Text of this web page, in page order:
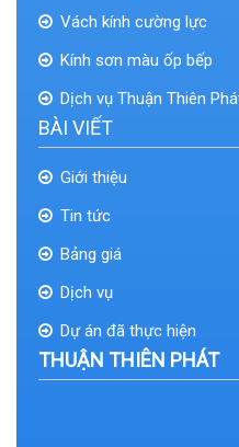
Vách kính cường lực
Kính sơn màu ốp bếp
Dịch vụ Thuận Thiên
BÀI VIẾT
Giới thiệu
Tin tức
Bảng giá
Dịch vụ
Dự án đã thực hiện
THUẬN THIÊN PHÁT